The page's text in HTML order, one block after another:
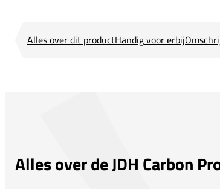
Alles over dit productHandig voor erbij
Alles over de JDH Carbon